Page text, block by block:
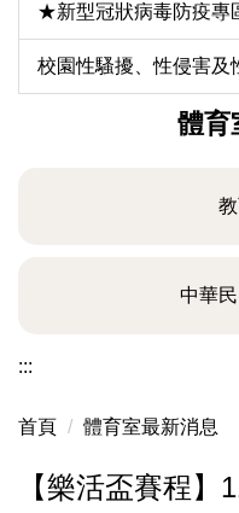
★新型冠狀病毒防疫專
校園性騷擾、性侵害及
體育
中華
:::
首頁 體育室最新消息
【樂活盃賽程